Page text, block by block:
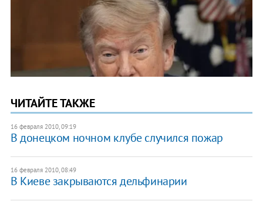
ЧИТАЙТЕ ТАКЖЕ
16 февраля 2010, 09:19
В донецком ночном клубе случился пожар
16 февраля 2010, 08:49
В Киеве закрываются дельфинарии